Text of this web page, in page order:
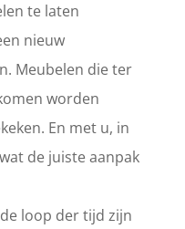
te laten
nieuw
Meubelen die ter
worden
En met u, in
de juiste aanpak
loop der tijd zijn